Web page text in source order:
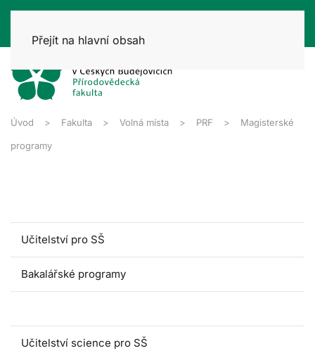
Přejít na hlavní obsah
Úvod Fakulta Volná místa PRF Magisterské
programy
Učitelství pro SŠ
Bakalářské programy
Učitelství science pro SŠ